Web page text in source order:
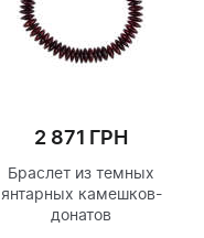
2 871 ГРН
Браслет из темных
янтарных камешков-
донатов